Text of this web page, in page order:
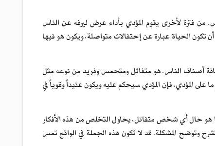
فترة لأخرى يقوم المؤدي بأداء عرض ليرفه عن الناس
الحياة عبارة عن إحتفالات متواصلة، ويكون هو فيها
أصناف الناس. هو متفائل ومتحمس وفريد من نوعه مثل
المؤدي، فإن المؤدي سيحكم عليه ويكون عنيداً وقوياً في
هو حال أي شخص متفائل، يحاول التخلص من هذه الأفكار
وتوضح المشكلة. قد لا تكون هذه الجملة في الواقع تمس